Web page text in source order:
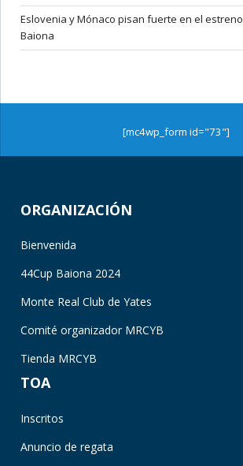
Eslovenia y Mónaco pisan fuerte en el
Baiona
[mc4wp_form id="73"]
ORGANIZACIÓN
Bienvenida
44Cup Baiona 2024
Monte Real Club de Yates
Comité organizador MRCYB
Tienda MRCYB
TOA
Inscritos
Anuncio de regata